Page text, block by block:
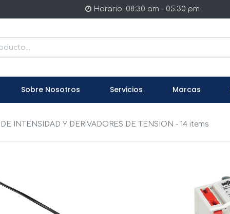
Horario: 08:30 am - 05:30 pm
Sobre Nosotros Servicios Marcas
INTENSIDAD Y DERIVADORES DE TENSION - 14 items